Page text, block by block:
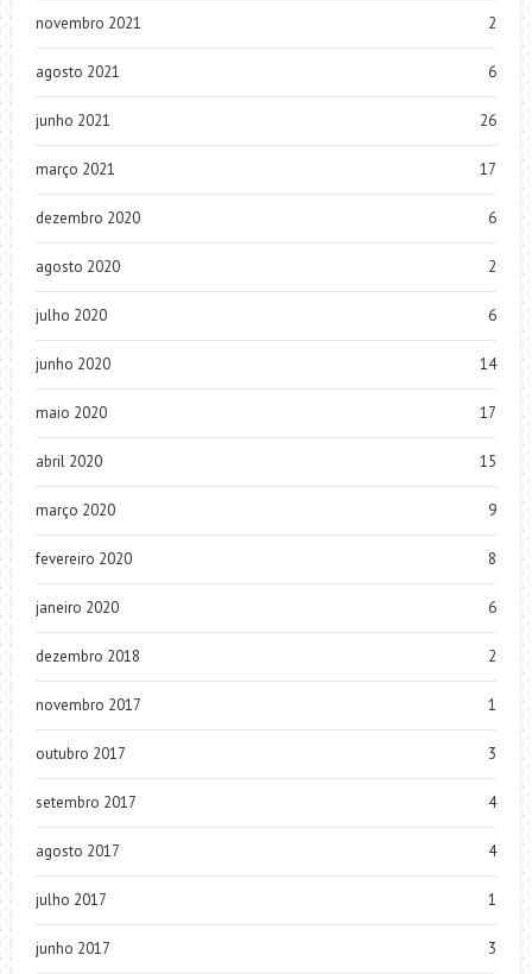
novembro 2021 2
agosto 2021 6
junho 2021 26
março 2021 17
dezembro 2020 6
agosto 2020 2
julho 2020 6
junho 2020 14
maio 2020 17
abril 2020 15
março 2020 9
fevereiro 2020 8
janeiro 2020 6
dezembro 2018 2
novembro 2017 1
outubro 2017 3
setembro 2017 4
agosto 2017 4
julho 2017 1
junho 2017 3